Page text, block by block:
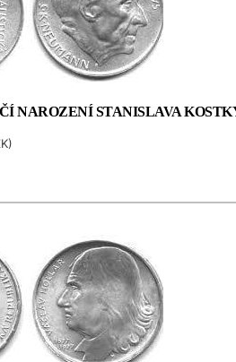
NAROZENÍ STANISLAVA
)